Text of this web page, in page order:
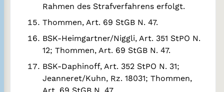
Rahmen des Strafverfahrens erfolgt.
Thommen, Art. 69 StGB N. 47.
BSK-Heimgartner/Niggli, Art. 351 StPO N.
12; Thommen, Art. 69 StGB N. 47.
BSK-Daphinoff, Art. 352 StPO N. 31;
Jeanneret/Kuhn, Rz. 18031; Thommen,